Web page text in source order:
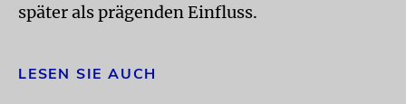
später als prägenden Einfluss.
LESEN SIE AUCH